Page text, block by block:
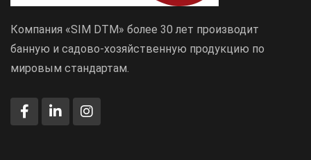
Компания «SIM DTM» более 30 лет производит
банную и садово-хозяйственную продукцию по
мировым стандартам.